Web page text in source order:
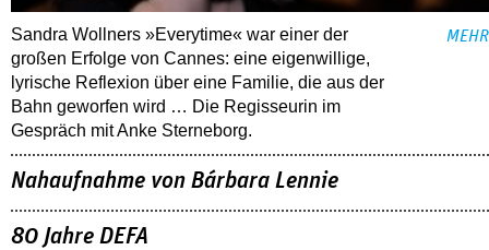
Sandra Wollners »Everytime« war einer der
großen Erfolge von Cannes: eine eigenwillige,
lyrische Reflexion über eine ­Familie, die aus der
Bahn geworfen wird … Die Regisseurin im
Gespräch mit Anke Sterneborg.
MEHR
Nahaufnahme von Bárbara Lennie
80 Jahre DEFA